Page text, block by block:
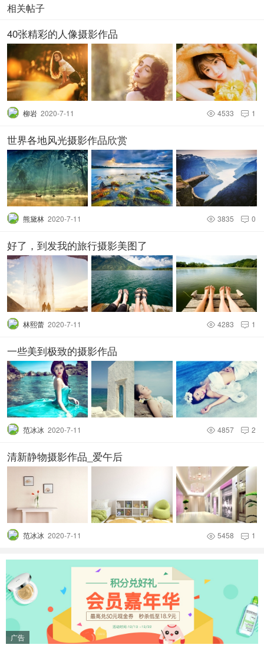
相关帖子
40张精彩的人像摄影作品
柳岩 2020-7-11  1
 4533
世界各地风光摄影作品欣赏
熊黛林 2020-7-11  0
 3835
好了，到发我的旅行摄影美图了
林熙蕾 2020-7-11  1
 4283
一些美到极致的摄影作品
范冰冰 2020-7-11  2
 4857
清新静物摄影作品_爱午后
范冰冰 2020-7-11  1
 5458
广告